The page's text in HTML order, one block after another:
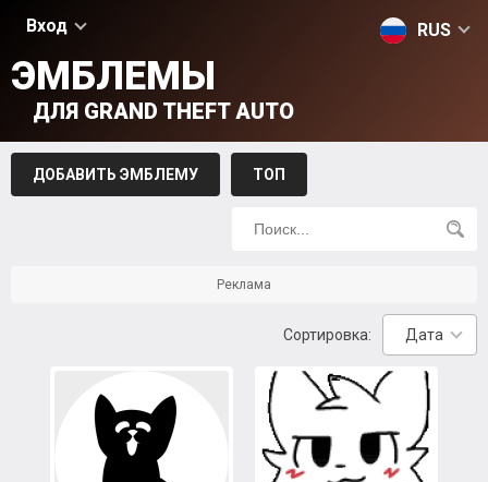
Вход RUS
ЭМБЛЕМЫ
ДЛЯ GRAND THEFT AUTO
ДОБАВИТЬ ЭМБЛЕМУ ТОП
Реклама
Сортировка: Дата